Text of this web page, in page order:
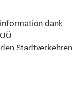
dank
Stadtverkehren